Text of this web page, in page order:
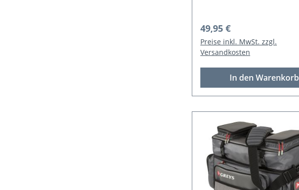
Regulärer Preis:
49,95 €
Preise inkl. MwSt. zzgl.
Versandkosten
In den Warenkorb